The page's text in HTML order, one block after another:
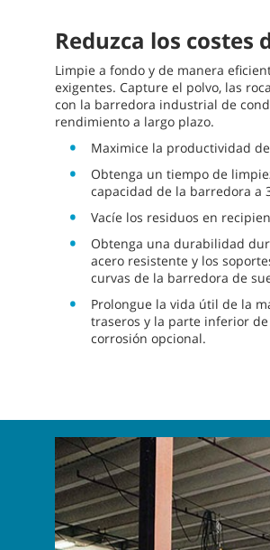
Reduzca los costes
Limpie a fondo y de manera
exigentes. Capture el polvo, las
con la barredora industrial de
rendimiento a largo plazo.
Maximice la productividad
Obtenga un tiempo de
capacidad de la barredora a
Vacíe los residuos en
Obtenga una durabilidad
acero resistente y los
curvas de la barredora de
Prolongue la vida útil de la
traseros y la parte inferior
corrosión opcional.